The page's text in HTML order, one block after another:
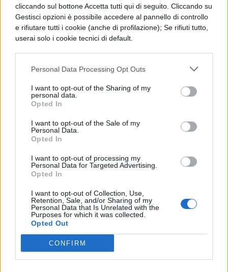
cliccando sul bottone Accetta tutti qui di seguito. Cliccando su
Gestisci opzioni è possibile accedere al pannello di controllo
e rifiutare tutti i cookie (anche di profilazione); Se rifiuti tutto,
userai solo i cookie tecnici di default.
Personal Data Processing Opt Outs
I want to opt-out of the Sharing of my
personal data.
Opted In
I want to opt-out of the Sale of my
Personal Data.
Opted In
I want to opt-out of processing my
Personal Data for Targeted Advertising.
Opted In
I want to opt-out of Collection, Use,
Retention, Sale, and/or Sharing of my
Personal Data that Is Unrelated with the
Purposes for which it was collected.
Opted Out
CONFIRM
che segue e sorregge le prime fasi del
processo di unificazione nazionale.
TI POTREBBE INTERESSARE
I Promessi Sposi:
riassunto generale
LETTERATURA ITALIANA
La struttura dei